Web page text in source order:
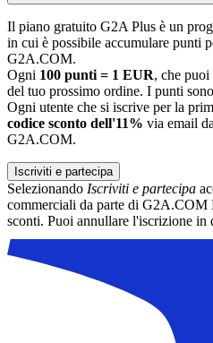
Il piano gratuito G2A Plus è un
in cui è possibile accumulare punti
G2A.COM.
Ogni 100 punti = 1 EUR, che
del tuo prossimo ordine. I punti
Ogni utente che si iscrive per la
codice sconto dell'11% via email
G2A.COM.
Iscriviti e partecipa
Selezionando Iscriviti e partecipa
commerciali da parte di
sconti. Puoi annullare l'iscrizione in